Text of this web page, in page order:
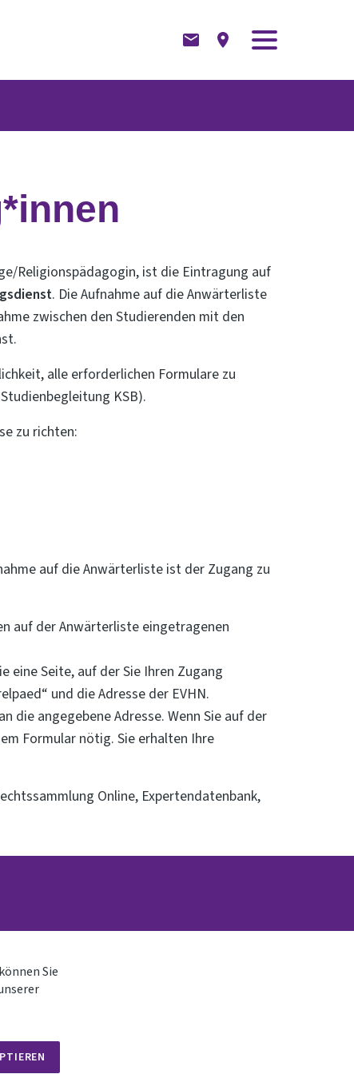
Religionspädagogin, ist die Eintragung auf
. Die Aufnahme auf die Anwärterliste
zwischen den Studierenden mit den
alle erforderlichen Formulare zu
KSB).
zu richten:
auf die Anwärterliste ist der Zugang zu
auf der Anwärterliste eingetragenen
eine Seite, auf der Sie Ihren Zugang
und die Adresse der EVHN.
die angegebene Adresse. Wenn Sie auf der
Formular nötig. Sie erhalten Ihre
Online, Expertendatenbank,
Sie